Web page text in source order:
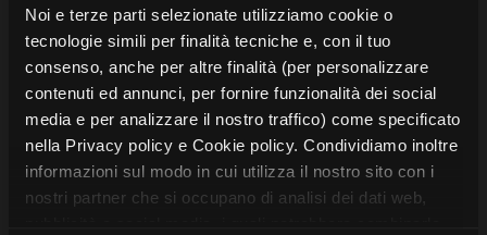
Noi e terze parti selezionate utilizziamo cookie o
tecnologie simili per finalità tecniche e, con il tuo
consenso, anche per altre finalità (per personalizzare
contenuti ed annunci, per fornire funzionalità dei social
media e per analizzare il nostro traffico) come specificato
nella Privacy policy e Cookie policy. Condividiamo inoltre
informazioni sul modo in cui utilizza il nostro sito con i
nostri partner che si occupano di analisi dei dati web,
Giovanni e
Chiostro
Saluzzo (CN)
Chiesa di Santa
Caterina
Casale Monferrato (AL)